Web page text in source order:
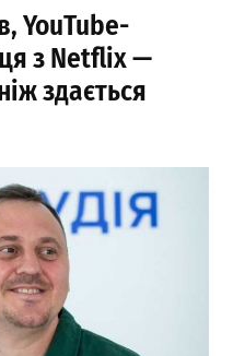
YouTube-
з Netflix —
здається